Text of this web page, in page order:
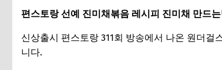
편스토랑 선예 진미채볶음 레시피 진미채 만드
신상출시 편스토랑 311회 방송에서 나온 원더걸
니다.